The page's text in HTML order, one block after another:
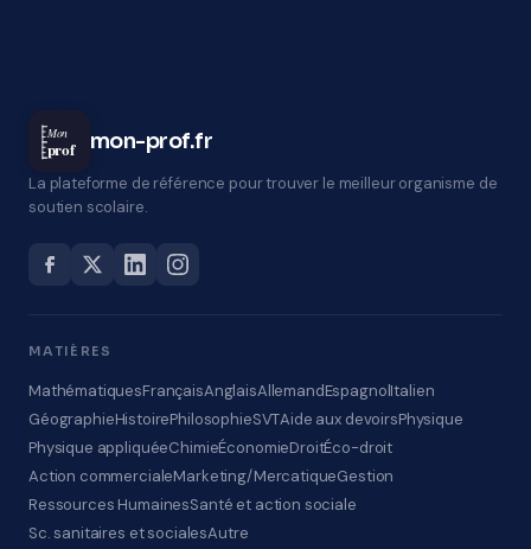
Mon
prof mon-prof.fr
La plateforme de référence pour trouver le meilleur organisme de
soutien scolaire.
MATIÈRES
MathématiquesFrançaisAnglaisAllemandEspagnolItalien
GéographieHistoirePhilosophieSVTAide aux devoirsPhysique
Physique appliquéeChimieÉconomieDroitÉco-droit
Action commercialeMarketing/MercatiqueGestion
Ressources HumainesSanté et action sociale
Sc. sanitaires et socialesAutre